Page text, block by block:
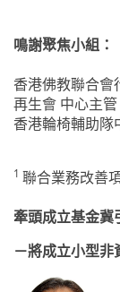
鳴謝聚焦小組：
香港佛教聯合會
再生會 中心主
香港輪椅輔助隊
1 聯合業務改善
牽頭成立基金冀
－將成立小型